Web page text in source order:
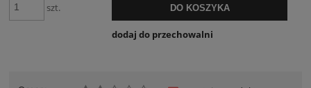
szt. DO KOSZYKA
dodaj do przechowalni